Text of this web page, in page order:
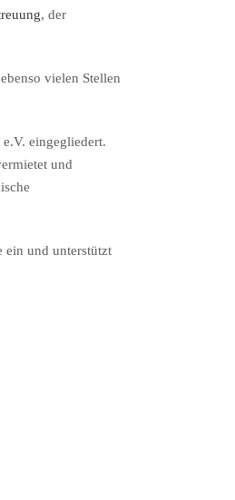
, der
vielen Stellen
eingegliedert.
und
ein und unterstützt